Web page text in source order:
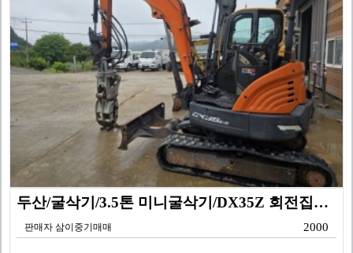
두산/굴삭기/3.5톤 미니굴삭기/DX35Z 회전집게/2…
판매자 삼이중기매매 2000